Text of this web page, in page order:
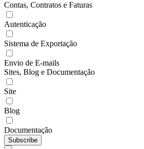
Contas, Contratos e Faturas
Autenticação
Sistema de Exportação
Envio de E-mails
Sites, Blog e Documentação
Site
Blog
Documentação
Subscribe